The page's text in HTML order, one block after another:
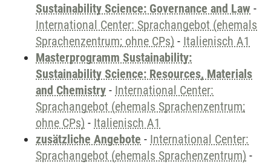
Sustainability Science: Governance and Law -
International Center: Sprachangebot (ehemals
Sprachenzentrum; ohne CPs) - Italienisch A1
Masterprogramm Sustainability:
Sustainability Science: Resources, Materials
and Chemistry - International Center:
Sprachangebot (ehemals Sprachenzentrum;
ohne CPs) - Italienisch A1
zusätzliche Angebote - International Center:
Sprachangebot (ehemals Sprachenzentrum) -